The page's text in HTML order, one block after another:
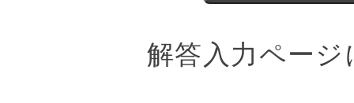
解答入力ページ